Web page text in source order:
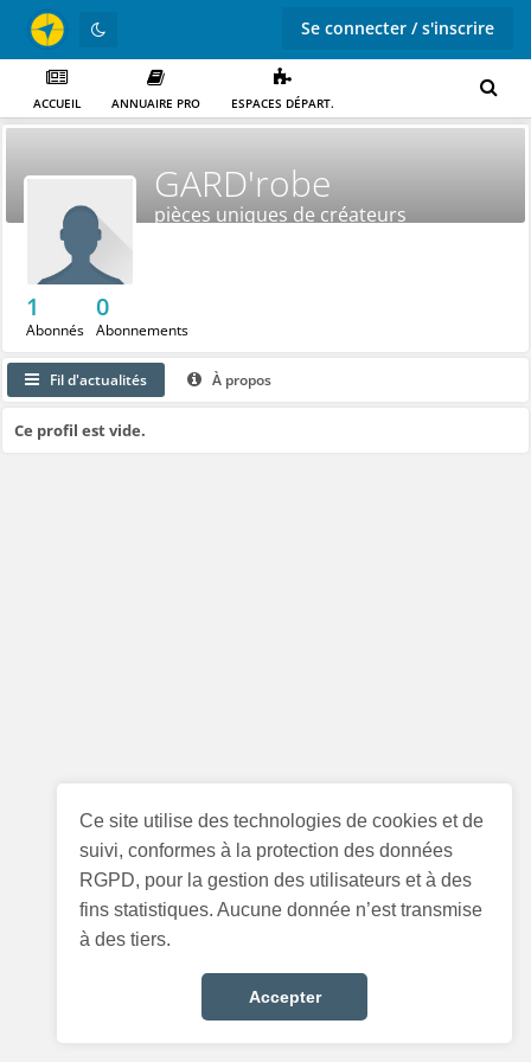
Ce site utilise des technologies de cookies et de
suivi, conformes à la protection des données
RGPD, pour la gestion des utilisateurs et à des
fins statistiques. Aucune donnée n’est transmise
à des tiers.
Accepter
Se connecter / s'inscrire
ACCUEIL ANNUAIRE PRO ESPACES DÉPART.
GARD'robe
pièces uniques de créateurs
1
Abonnés
0
Abonnements
Fil d'actualités À propos
Ce profil est vide.